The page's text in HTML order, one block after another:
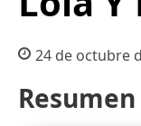
24 de octubre